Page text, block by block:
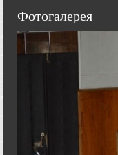
Фотогалерея